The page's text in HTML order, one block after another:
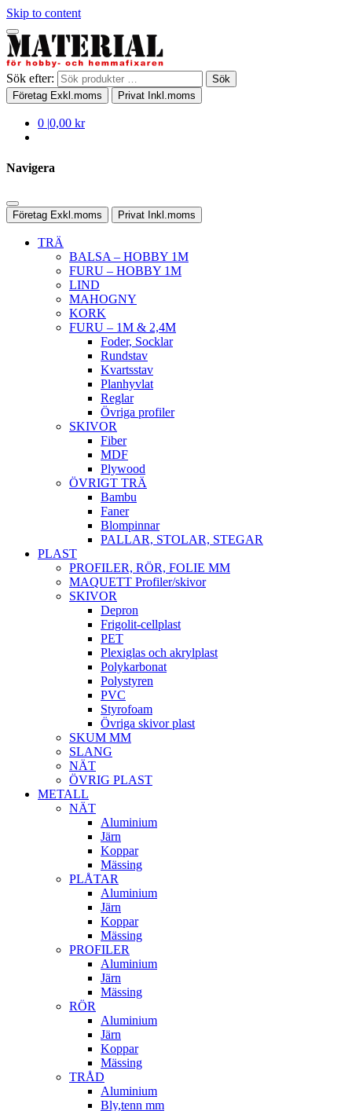
Skip to content
Sök efter:
Sök
Företag Exkl.moms Privat Inkl.moms
0 |0,00 kr
Navigera
Företag Exkl.moms Privat Inkl.moms
TRÄ
BALSA – HOBBY 1M
FURU – HOBBY 1M
LIND
MAHOGNY
KORK
FURU – 1M & 2,4M
Foder, Socklar
Rundstav
Kvartsstav
Planhyvlat
Reglar
Övriga profiler
SKIVOR
Fiber
MDF
Plywood
ÖVRIGT TRÄ
Bambu
Faner
Blompinnar
PALLAR, STOLAR, STEGAR
PLAST
PROFILER, RÖR, FOLIE MM
MAQUETT Profiler/skivor
SKIVOR
Depron
Frigolit-cellplast
PET
Plexiglas och akrylplast
Polykarbonat
Polystyren
PVC
Styrofoam
Övriga skivor plast
SKUM MM
SLANG
NÄT
ÖVRIG PLAST
METALL
NÄT
Aluminium
Järn
Koppar
Mässing
PLÅTAR
Aluminium
Järn
Koppar
Mässing
PROFILER
Aluminium
Järn
Mässing
RÖR
Aluminium
Järn
Koppar
Mässing
TRÅD
Aluminium
Bly,tenn mm